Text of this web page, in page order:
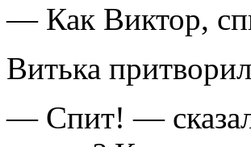
— Как Виктор,
Витька
— Спит! —